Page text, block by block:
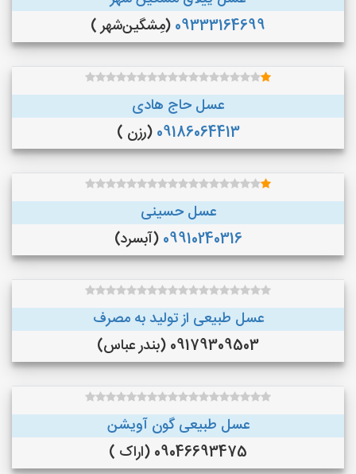
09333164699 (مِشگین‌شهر )
عسل حاج هادی
09186064413 (رزن )
عسل حسینی
09910240316 (آبسرد)
عسل طبیعی از تولید به مصرف
09179309503 (بندر عباس)
عسل طبیعی گون آویشن
09046693475 (اراک )